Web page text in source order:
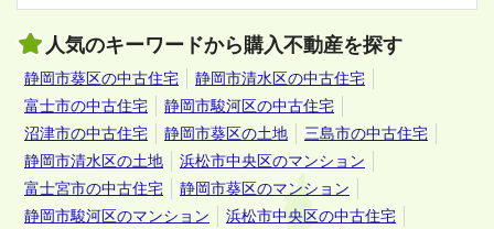
人気のキーワードから購入不動産を探す
静岡市葵区の中古住宅
静岡市清水区の中古住宅
富士市の中古住宅
静岡市駿河区の中古住宅
沼津市の中古住宅
静岡市葵区の土地
三島市の中古住宅
静岡市清水区の土地
浜松市中央区のマンション
富士宮市の中古住宅
静岡市葵区のマンション
静岡市駿河区のマンション
浜松市中央区の中古住宅